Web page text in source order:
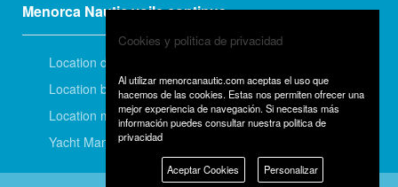
Menorca Nautic voile continue
Location de voiliers
Location bateau à moteur
Location menorquines
Yacht Management
Cookies y politica de privacidad
Al utilizar menorcanautic.com aceptas el uso que
hacemos de las cookies. Estas nos permiten ofrecer una
mejor experiencia de navegación. Si necesitas más
información puedes consultarnuestra politica de
privacidad
Aceptar Cookies Personalizar